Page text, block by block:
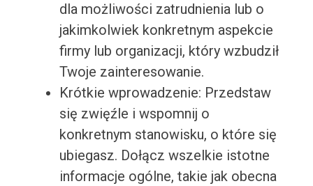
dla możliwości zatrudnienia lub o
jakimkolwiek konkretnym aspekcie
firmy lub organizacji, który wzbudził
Twoje zainteresowanie.
Krótkie wprowadzenie: Przedstaw
się zwięźle i wspomnij o
konkretnym stanowisku, o które się
ubiegasz. Dołącz wszelkie istotne
informacje ogólne, takie jak obecna